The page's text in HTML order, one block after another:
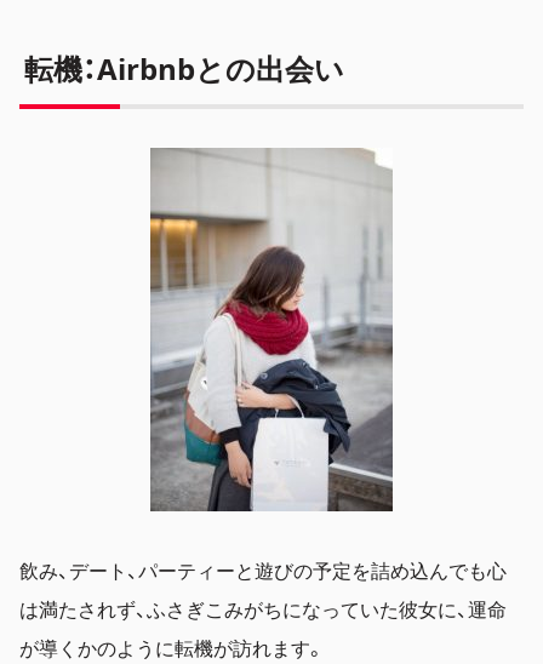
転機：Airbnbとの出会い
飲み、デート、パーティーと遊びの予定を詰め込んでも心
は満たされず、ふさぎこみがちになっていた彼女に、運命
が導くかのように転機が訪れます。